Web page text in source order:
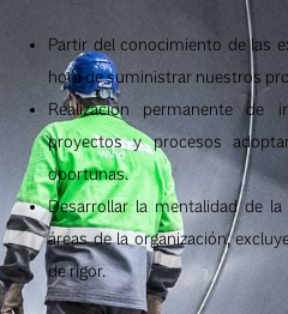
Partir del conocimiento de las
hora de suministrar nuestros
Realización permanente de
proyectos y procesos
oportunas.
Desarrollar la mentalidad de
áreas de la organización,
de rigor.